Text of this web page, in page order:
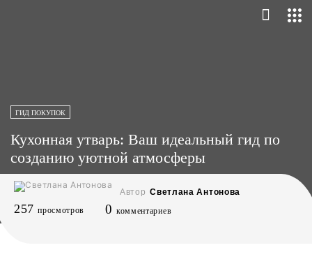
ГИД ПОКУПОК
Кухонная утварь: Ваш идеальный гид по
созданию уютной атмосферы
Автор Светлана Антонова
257 просмотров 0 комментариев